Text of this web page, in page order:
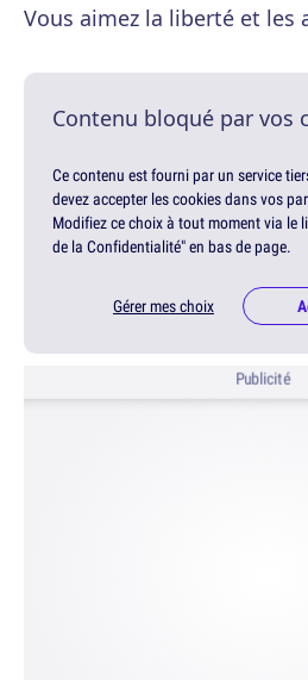
Vous aimez la liberté et les
Contenu bloqué par vos
Ce contenu est fourni par un service
devez accepter les cookies dans vos
Modifiez ce choix à tout moment via le
de la Confidentialité" en bas de page.
Gérer mes choix
Publicité